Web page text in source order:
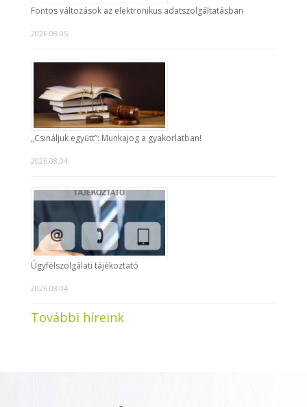
Fontos változások az elektronikus adatszolgáltatásban
2026.08.05.
„Csináljuk együtt”: Munkajog a gyakorlatban!
2026.08.04.
Ügyfélszolgálati tájékoztató
2026.08.04.
További híreink